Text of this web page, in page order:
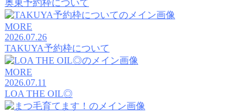
奥東予約枠について
MORE
2026.07.26
TAKUYA予約枠について
MORE
2026.07.11
LOA THE OIL◎